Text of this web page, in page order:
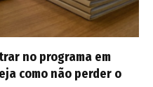
no programa em
como não perder o